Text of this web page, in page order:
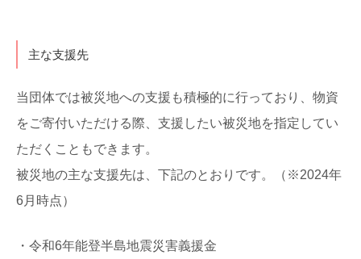
主な支援先
当団体では被災地への支援も積極的に行っており、物資
をご寄付いただける際、支援したい被災地を指定してい
ただくこともできます。
被災地の主な支援先は、下記のとおりです。（※2024年
6月時点）
・令和6年能登半島地震災害義援金